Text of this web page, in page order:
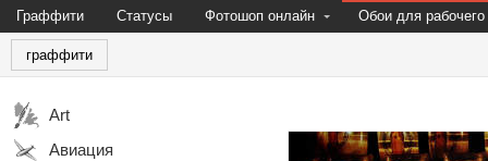
Граффити Статусы Фотошоп онлайн Обои для рабочего
граффити
Art
Авиация